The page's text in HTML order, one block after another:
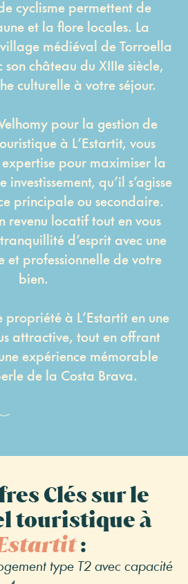
cyclisme permettent de
et la flore locales. La
médiéval de Torroella
château du XIIIe siècle,
culturelle à votre séjour.
pour la gestion de
à L’Estartit, vous
pour maximiser la
qu’il s’agisse
principale ou secondaire.
revenu locatif tout en vous
d’esprit avec une
et professionnelle de votre
bien.
propriété à L’Estartit en une
attractive, tout en offrant
expérience mémorable
de la Costa Brava.
Clés sur le
touristique à
:
type T2 avec capacité